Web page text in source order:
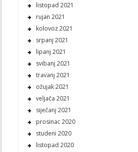
listopad 2021
rujan 2021
kolovoz 2021
srpanj 2021
lipanj 2021
svibanj 2021
travanj 2021
ožujak 2021
veljača 2021
siječanj 2021
prosinac 2020
studeni 2020
listopad 2020